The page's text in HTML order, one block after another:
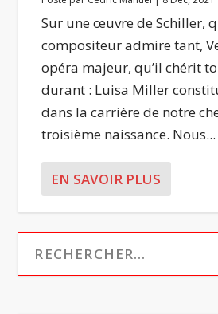
Sur une œuvre de Schiller,
compositeur admire tant,
opéra majeur, qu’il chérit
durant : Luisa Miller
dans la carrière de notre
troisième naissance. Nous...
EN SAVOIR PLUS